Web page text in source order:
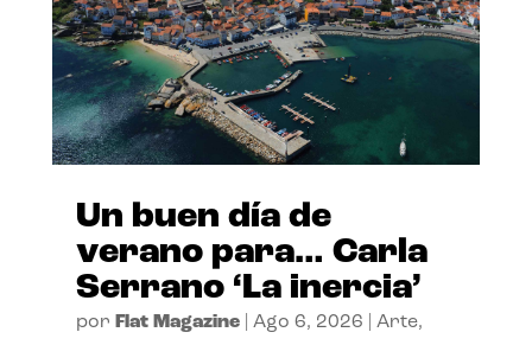
Un buen día de
verano para… Carla
Serrano ‘La inercia’
por Flat Magazine| Ago 6, 2026 Arte,